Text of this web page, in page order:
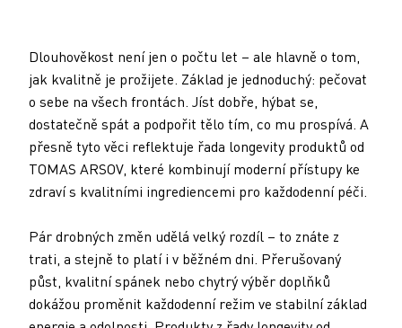
Dlouhověkost není jen o počtu let – ale hlavně o tom,
jak kvalitně je prožijete. Základ je jednoduchý: pečovat
o sebe na všech frontách. Jíst dobře, hýbat se,
dostatečně spát a podpořit tělo tím, co mu prospívá. A
přesně tyto věci reflektuje řada longevity produktů od
TOMAS ARSOV, které kombinují moderní přístupy ke
zdraví s kvalitními ingrediencemi pro každodenní péči.
Pár drobných změn udělá velký rozdíl – to znáte z
trati, a stejně to platí i v běžném dni. Přerušovaný
půst, kvalitní spánek nebo chytrý výběr doplňků
dokážou proměnit každodenní režim ve stabilní základ